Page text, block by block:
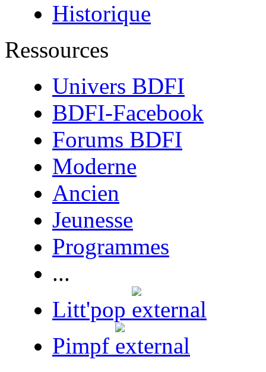
Historique
Ressources
Univers BDFI
BDFI-Facebook
Forums BDFI
Moderne
Ancien
Jeunesse
Programmes
...
Litt'pop
Pimpf